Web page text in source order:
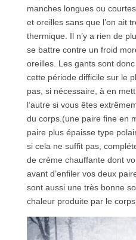
manches longues ou
et oreilles sans que l’on ait
thermique. Il n’y a rien de
se battre contre un froid
oreilles. Les gants sont
cette période difficile sur le
pas, si nécessaire, à en
l’autre si vous êtes
du corps.(une paire fine en
paire plus épaisse type
si cela ne suffit pas,
de crème chauffante dont
avant d’enfiler vos deux
sont aussi une très bonne
chaleur produite par le corps.